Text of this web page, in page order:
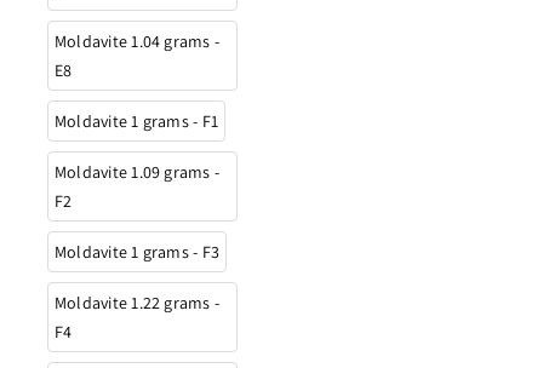
Moldavite 1.04 grams -
E8
Moldavite 1 grams - F1
Moldavite 1.09 grams -
F2
Moldavite 1 grams - F3
Moldavite 1.22 grams -
F4